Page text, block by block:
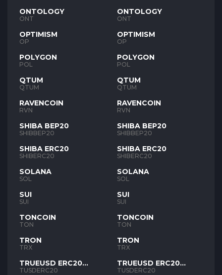
ONTOLOGY
ONT
OPTIMISM
OP
POLYGON
POL
QTUM
QTUM
RAVENCOIN
RVN
SHIBA BEP20
SHIBBEP20
SHIBA ERC20
SHIBERC20
SOLANA
SOL
SUI
SUI
TONCOIN
TON
TRON
TRX
TRUEUSD ERC20
TUSD
TUSDERC20
ONTOLOGY
ONT
OPTIMISM
OP
POLYGON
POL
QTUM
QTUM
RAVENCOIN
RVN
SHIBA BEP20
SHIBBEP20
SHIBA ERC20
SHIBERC20
SOLANA
SOL
SUI
SUI
TONCOIN
TON
TRON
TRX
TRUEUSD ERC20
TUSD
TUSDERC20